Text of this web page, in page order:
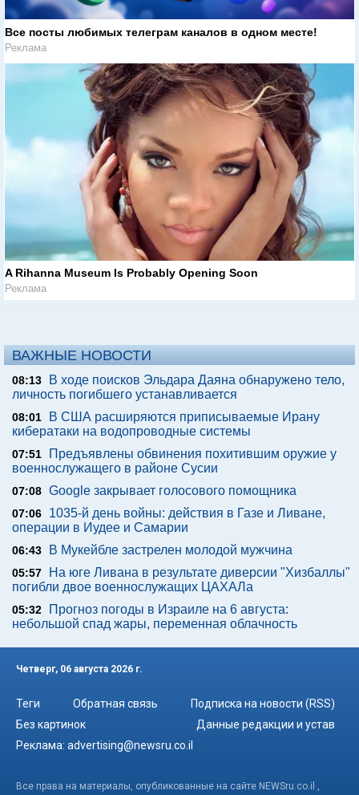
Все посты любимых телеграм каналов в одном месте!
Реклама
A Rihanna Museum Is Probably Opening Soon
Реклама
ВАЖНЫЕ НОВОСТИ
08:13
В ходе поисков Эльдара Даяна обнаружено тело,
личность погибшего устанавливается
08:01
В США расширяются приписываемые Ирану
кибератаки на водопроводные системы
07:51
Предъявлены обвинения похитившим оружие у
военнослужащего в районе Сусии
07:08 Google закрывает голосового помощника
07:06
1035-й день войны: действия в Газе и Ливане,
операции в Иудее и Самарии
06:43 В Мукейбле застрелен молодой мужчина
05:57
На юге Ливана в результате диверсии "Хизбаллы"
погибли двое военнослужащих ЦАХАЛа
05:32
Прогноз погоды в Израиле на 6 августа:
небольшой спад жары, переменная облачность
Четверг, 06 августа 2026 г.
Теги Обратная связь
Подписка на новости (RSS)
Без картинок
Данные редакции и устав
Реклама: advertising@newsru.co.il
Все права на материалы, опубликованные на сайте NEWSru.co.il ,